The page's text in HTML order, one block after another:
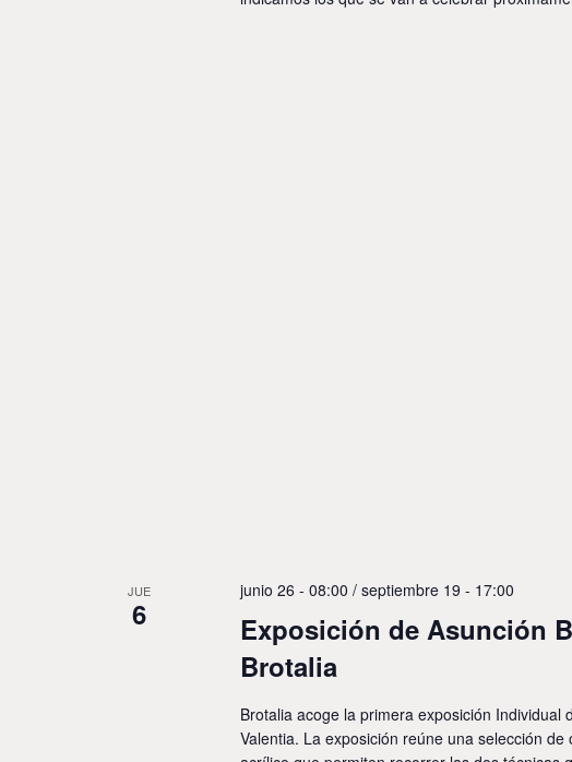
JUE
6
Exposición de Asunción
Brotalia
junio 26 - 08:00 / septiembre 19 - 17:00
Brotalia acoge la primera exposición
Valentia. La exposición reúne una selección